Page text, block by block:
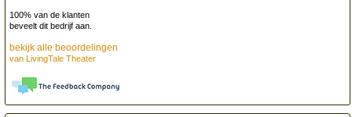
100% van de klanten
beveelt dit bedrijf aan.
bekijk alle beoordelingen
van LivingTale Theater